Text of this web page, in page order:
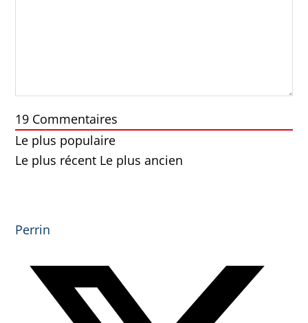
19 Commentaires
Le plus populaire
Le plus récent Le plus ancien
Perrin